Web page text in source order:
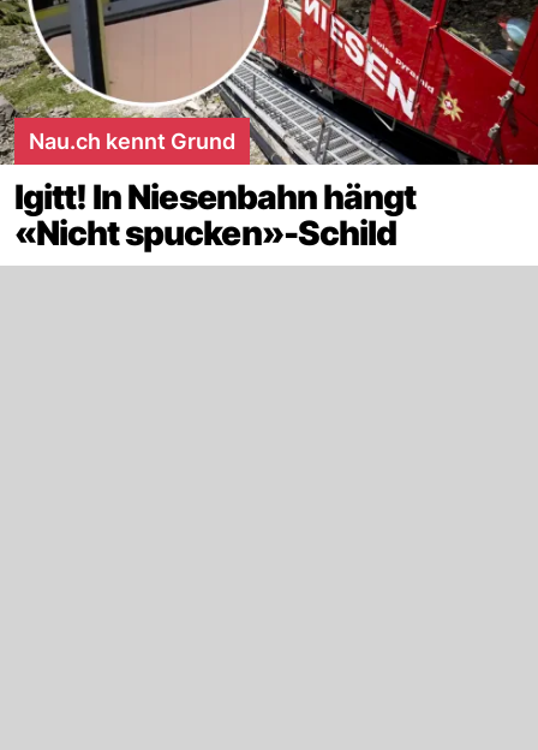
Nau.ch kennt Grund
Igitt! In Niesenbahn hängt
«Nicht spucken»-Schild